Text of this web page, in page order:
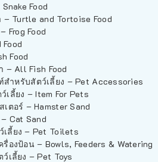
Food
– Turtle and Tortoise Food
Frog Food
Food
– All Fish Food
ำหรับสัตว์เลี้ยง – Pet Accessories
เลี้ยง – Item For Pets
ตอร์ – Hamster Sand
Cat Sand
เลี้ยง – Pet Toilets
รื่องป้อน – Bowls, Feeders & Watering
เลี้ยง – Pet Toys